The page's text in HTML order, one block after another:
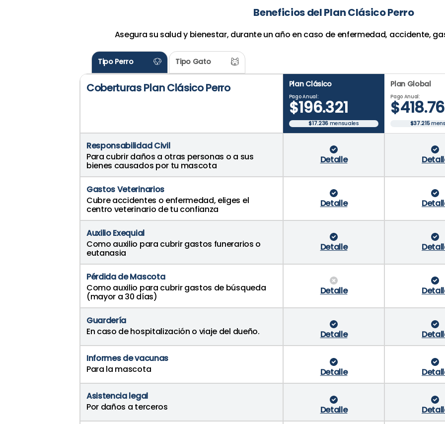
Beneficios delPlan Clásico Perro
Asegura su salud y bienestar, durante un año en caso de enfermedad, accidente,
Tipo Perro Tipo Gato
CoberturasPlan Clásico Perro Plan Clásico
Pago Anual:
$196.321
$17.236mensuales
Plan Global
Pago Anual:
$418.
$37.215
Responsabilidad Civil
Para cubrir daños a otras personas o a sus
bienes causados por tu mascota
Detalle
Gastos Veterinarios
Cubre accidentes o enfermedad, eliges el
centro veterinario de tu confianza
Detalle
Auxilio Exequial
Como auxilio para cubrir gastos funerarios o
eutanasia
Detalle
Pérdida de Mascota
Como auxilio para cubrir gastos de búsqueda
(mayor a 30 días)
Detalle
Guardería
En caso de hospitalización o viaje del dueño.
Detalle
Informes de vacunas
Para la mascota
Detalle
Asistencia legal
Por daños a terceros
Detalle